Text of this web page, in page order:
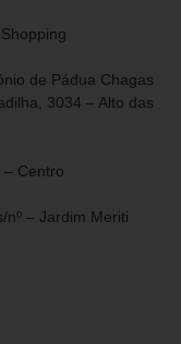
de Pádua Chagas
3034 – Alto das
Centro
– Jardim Meriti